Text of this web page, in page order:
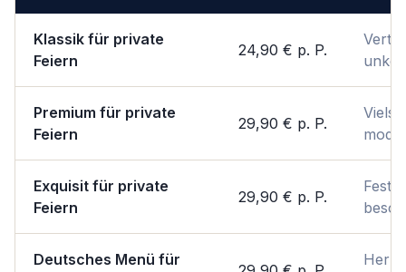
Klassik für private
Feiern
24,90 € p. P.
Premium für private
Feiern
29,90 € p. P.
Exquisit für private
Feiern
29,90 € p. P.
Deutsches Menü für